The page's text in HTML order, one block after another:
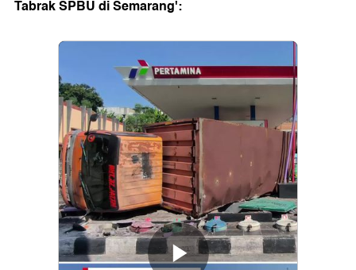
Tabrak SPBU di Semarang':